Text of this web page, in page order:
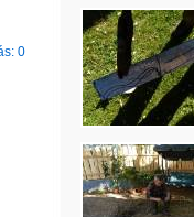
0